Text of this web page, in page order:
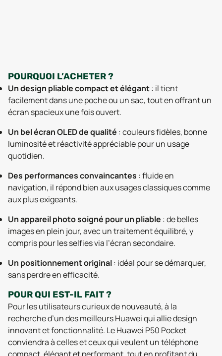
POURQUOI L’ACHETER ?
Un design pliable compact et élégant: il tient
facilement dans une poche ou un sac, tout en offrant un
écran spacieux une fois ouvert.
Un bel écran OLED de qualité : couleurs fidèles, bonne
luminosité et réactivité appréciable pour un usage
quotidien.
Des performances convaincantes : fluide en
navigation, il répond bien aux usages classiques comme
aux plus exigeants.
Un appareil photo soigné pour un pliable : de belles
images en plein jour, avec un traitement équilibré, y
compris pour les selfies via l’écran secondaire.
Un positionnement original: idéal pour se démarquer,
sans perdre en efficacité.
POUR QUI EST-IL FAIT ?
Pour les utilisateurs curieux de nouveauté, à la
recherche d’un des meilleurs Huawei qui allie design
innovant et fonctionnalité. Le Huawei P50 Pocket
conviendra à celles et ceux qui veulent un téléphone